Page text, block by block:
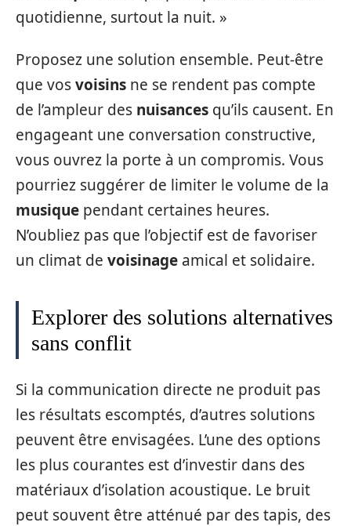
quotidienne, surtout la nuit. »
Proposez une solution ensemble. Peut-être
que vosvoisins ne se rendent pas compte
de l’ampleur des nuisances qu’ils causent. En
engageant une conversation constructive,
vous ouvrez la porte à un compromis. Vous
pourriez suggérer de limiter le volume de la
musique pendant certaines heures.
N’oubliez pas que l’objectif est de favoriser
un climat de voisinage amical et solidaire.
Explorer des solutions alternatives
sans conflit
Si la communication directe ne produit pas
les résultats escomptés, d’autres solutions
peuvent être envisagées. L’une des options
les plus courantes est d’investir dans des
matériaux d’isolation acoustique. Le bruit
peut souvent être atténué par des tapis, des